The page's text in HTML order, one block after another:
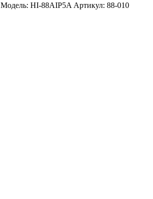
Модель: HI-88AIP5A Артикул: 88-010